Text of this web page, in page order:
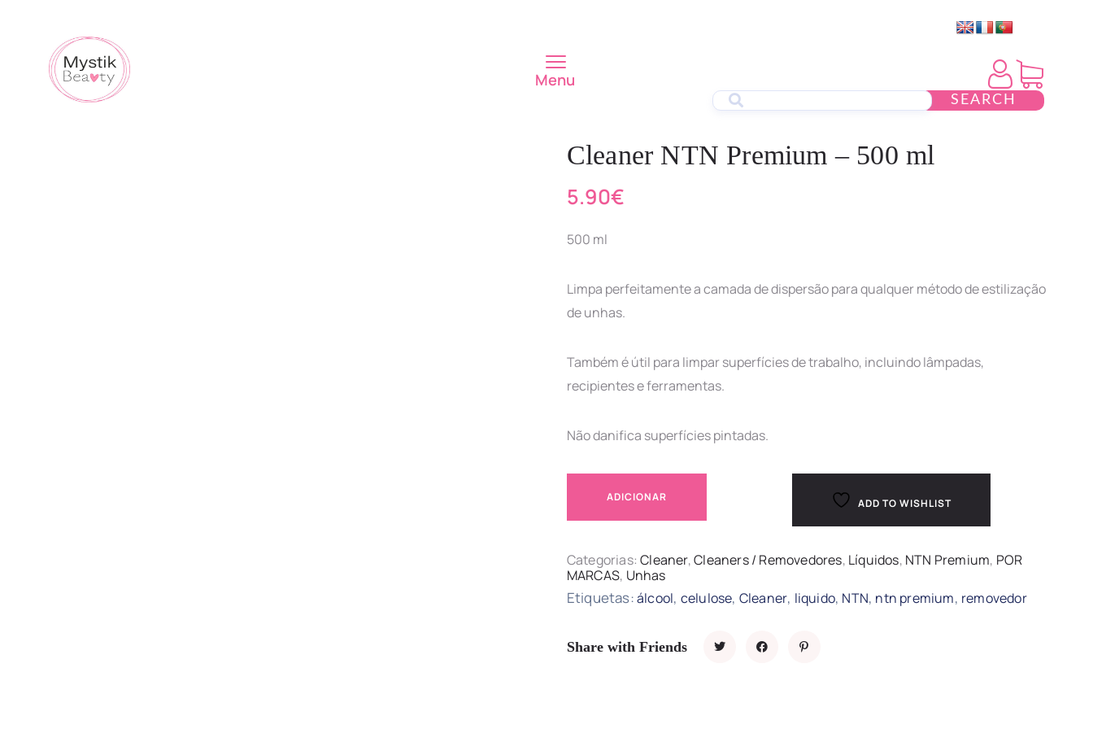
Menu
SEARCH
Cleaner NTN Premium – 500 ml
5.90€
500 ml
Limpa perfeitamente a camada de dispersão para qualquer método de estilização
de unhas.
Também é útil para limpar superfícies de trabalho, incluindo lâmpadas,
recipientes e ferramentas.
Não danifica superfícies pintadas.
ADICIONAR ADD TO WISHLIST
Categorias:Cleaner,Cleaners / Removedores, Líquidos, NTN Premium, POR
MARCAS, Unhas
Etiquetas:álcool, celulose, Cleaner, liquido, NTN, ntn premium, removedor
Share with Friends